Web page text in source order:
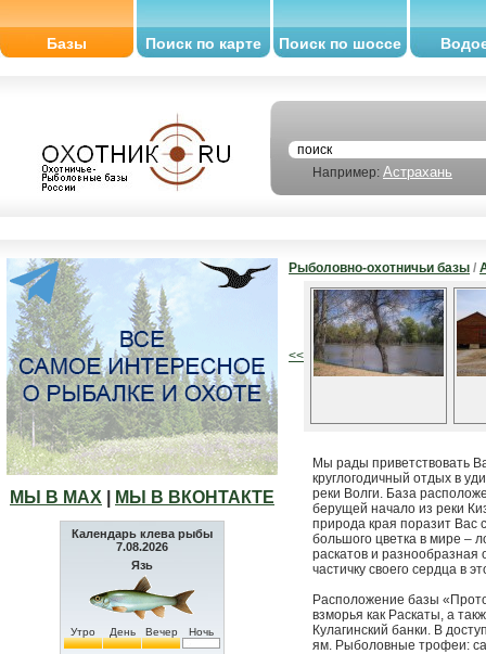
Базы Поиск по карте Поиск по шоссе
Например: Астрахань
МЫ В МАХ МЫ В ВКОНТАКТЕ
Календарь клева рыбы
7.08.2026
Язь
Утро День Вечер Ночь
Рыболовно-охотничьи базы /
<<
Мы рады приветствовать
круглогодичный отдых в
реки Волги. База
берущей начало из реки
природа края поразит Вас
большого цветка в мире –
раскатов и разнообразная
частичку своего сердца в
Расположение базы
взморья как Раскаты, а
Кулагинский банки. В
ям. Рыболовные трофеи: